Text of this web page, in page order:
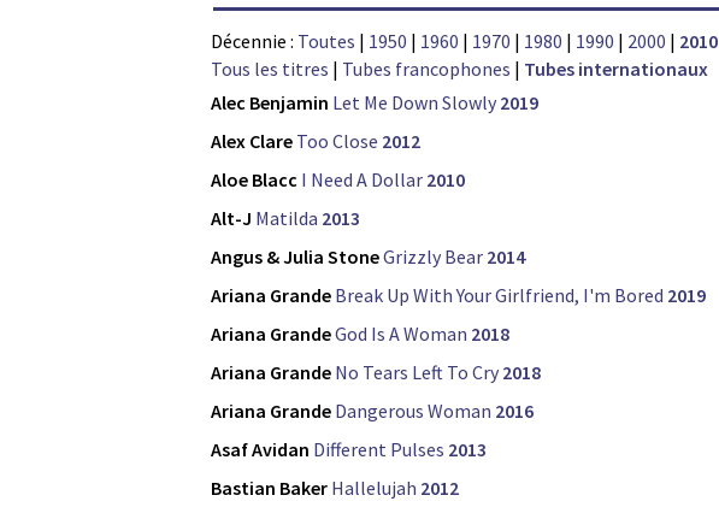
Décennie : Toutes | 1950 | 1960 | 1970 | 1980 | 1990 | 2000 | 2010
Tous les titres | Tubes francophones | Tubes internationaux
Alec Benjamin Let Me Down Slowly 2019
Alex Clare Too Close 2012
Aloe Blacc I Need A Dollar 2010
Alt-J Matilda 2013
Angus & Julia StoneGrizzly Bear 2014
Ariana Grande Break Up With Your Girlfriend, I'm Bored 2019
Ariana GrandeGod Is A Woman 2018
Ariana Grande No Tears Left To Cry 2018
Ariana Grande Dangerous Woman 2016
Asaf Avidan Different Pulses 2013
Bastian Baker Hallelujah 2012